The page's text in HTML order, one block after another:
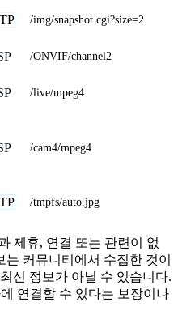
/img/snapshot.cgi?size=2
/ONVIF/channel2
/live/mpeg4
/cam4/mpeg4
/tmpfs/auto.jpg
제휴, 연결 또는 관련이 없
커뮤니티에서 수집한 것이
신 정보가 아닐 수 있습니다.
연결할 수 있다는 보장이나